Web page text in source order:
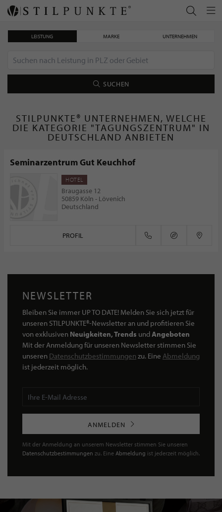
LEISTUNG MARKE UNTERNEHMEN
SUCHEN
STILPUNKTE® UNTERNEHMEN, WELCHE
DIE KATEGORIE "TAGUNGSZENTRUM" IN
DEUTSCHLAND ANBIETEN
Seminarzentrum Gut Keuchhof
HOTEL
Braugasse 12
50859 Köln - Lövenich
Deutschland
PROFIL
NEWSLETTER
Bleiben Sie immer UP TO DATE! Melden Sie sich jetzt für
unseren STILPUNKTE®-Newsletter an und profitieren Sie
von exklusiven Neuigkeiten, Trends undAngeboten
Mit der Anmeldung für unseren Newsletter stimmen Sie
unseren Datenschutzbestimmungen zu. Eine Abmeldung
ist jederzeit möglich.
ANMELDEN
Mit der Anmeldung an unserem Newsletter stimmen Sie unseren
Datenschutzbestimmungen zu. Eine Abmeldung ist jederzeit möglich.